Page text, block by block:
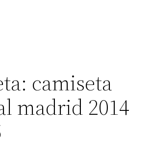
camiseta
madrid 2014